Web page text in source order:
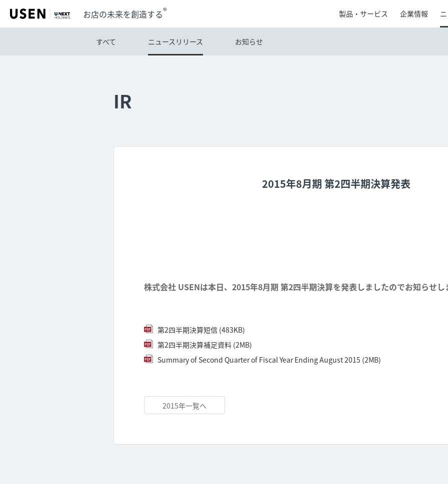
製品・サービス 企業情報
お店の未来を創造する®
すべて ニュースリリース お知らせ
IR
2015年8月期 第2四半期決算発表
株式会社 USENは本日、2015年8月期 第2四半期決算を発表しましたのでお知らせし
第2四半期決算短信 (483KB)
第2四半期決算補足資料 (2MB)
Summary of Second Quarter of Fiscal Year Ending August 2015 (2MB)
2015年一覧へ